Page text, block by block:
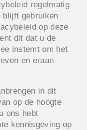
regelmatig
gebruiken
op deze
dit dat u de
instemt om het
en eraan
in dit
op de hoogte
ons hebt
kennisgeving op